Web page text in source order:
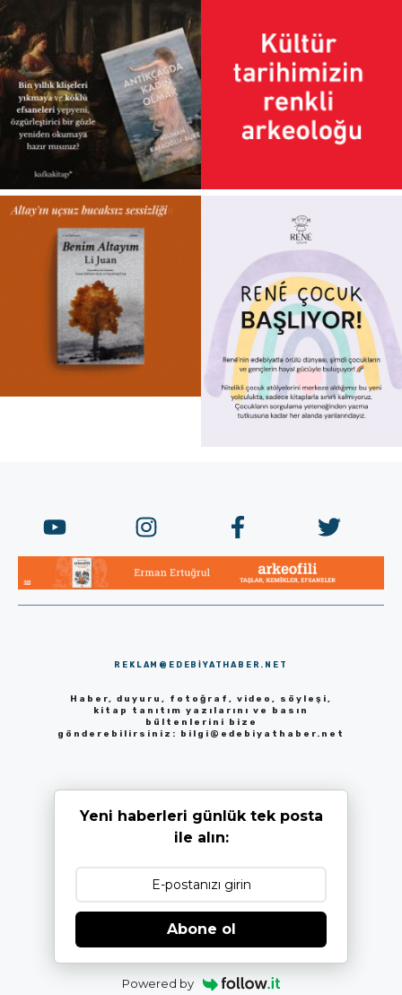
REKLAM@EDEBIYATHABER.NET
Haber, duyuru, fotoğraf, video, söyleşi,
kitap tanıtım yazılarını ve basın
bültenlerini bize
gönderebilirsiniz: bilgi@edebiyathaber.net
Yeni haberleri günlük tek posta
ile alın:
Abone ol
Powered by